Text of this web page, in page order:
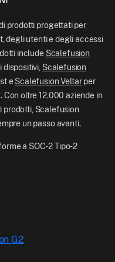
prodotti progettati per
degli utenti e degli accessi
include Scalefusion
dispositivi, Scalefusion
eScalefusion Veltarper
oltre 12.000 aziende in
prodotti, Scalefusion
un passo avanti.
a SOC-2 Tipo-2